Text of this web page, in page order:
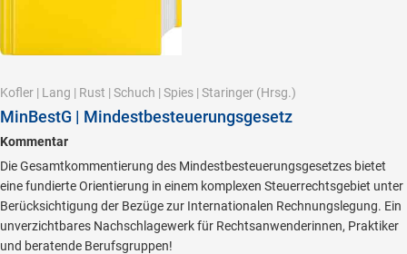
Kofler | Lang | Rust | Schuch | Spies | Staringer (Hrsg.)
MinBestG | Mindestbesteuerungsgesetz
Kommentar
Die Gesamtkommentierung des Mindestbesteuerungsgesetzes bietet
eine fundierte Orientierung in einem komplexen Steuerrechtsgebiet unter
Berücksichtigung der Bezüge zur Internationalen Rechnungslegung. Ein
unverzichtbares Nachschlagewerk für Rechtsanwenderinnen, Praktiker
und beratende Berufsgruppen!